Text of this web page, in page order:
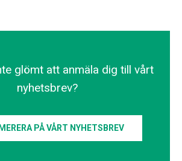
glömt att anmäla dig till vårt
nyhetsbrev?
PÅ VÅRT NYHETSBREV